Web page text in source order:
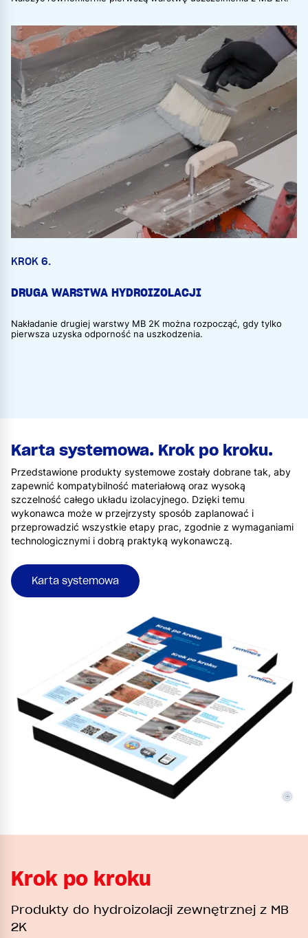
KROK 6.
DRUGA WARSTWA HYDROIZOLACJI
Nakładanie drugiej warstwy MB 2K można rozpocząć, gdy tylko
pierwsza uzyska odporność na uszkodzenia.
Karta systemowa. Krok po kroku.
Przedstawione produkty systemowe zostały dobrane tak, aby
zapewnić kompatybilność materiałową oraz wysoką
szczelność całego układu izolacyjnego. Dzięki temu
wykonawca może w przejrzysty sposób zaplanować i
przeprowadzić wszystkie etapy prac, zgodnie z wymaganiami
technologicznymi i dobrą praktyką wykonawczą.
Karta systemowa
©
Krok po kroku
Produkty do hydroizolacji zewnętrznej z MB
2K